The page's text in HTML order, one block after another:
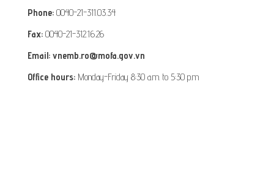
Phone: 0040-21-311.03.34
Fax: 0040-21-312.16.26
Email: vnemb.ro@mofa.gov.vn
Office hours: Monday-Friday 8:30 a.m. to 5:30 p.m